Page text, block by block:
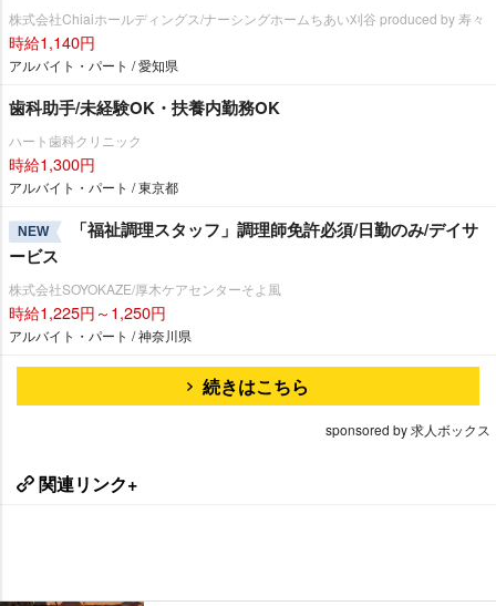
株式会社Chiaiホールディングス/ナーシングホームちあい刈谷 produced by 寿々
時給1,140円
アルバイト・パート / 愛知県
歯科助手/未経験OK・扶養内勤務OK
ハート歯科クリニック
時給1,300円
アルバイト・パート / 東京都
NEW
「福祉調理スタッフ」調理師免許必須/日勤のみ/デイサ
ービス
株式会社SOYOKAZE/厚木ケアセンターそよ風
時給1,225円～1,250円
アルバイト・パート / 神奈川県
続きはこちら
sponsored by 求人ボックス
関連リンク+